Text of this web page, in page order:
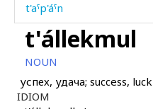
t'aˤp'áˤn
t'áhri
t'ála
t'álakul
t'állekmul
NOUN
успех, удача; success, luck
IDIOM